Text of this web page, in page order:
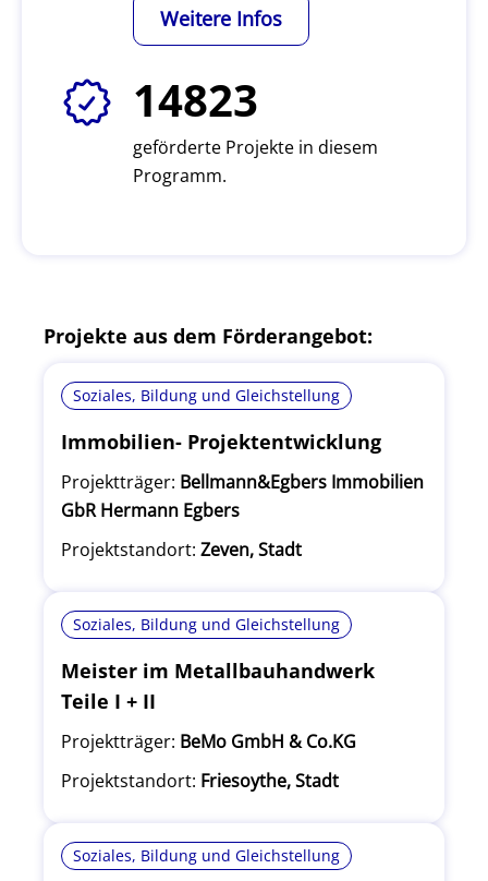
Weitere Infos
14823
geförderte Projekte in diesem
Programm.
Projekte aus dem Förderangebot:
Soziales, Bildung und Gleichstellung
Immobilien- Projektentwicklung
Projektträger: Bellmann&Egbers Immobilien
GbR Hermann Egbers
Projektstandort: Zeven, Stadt
Soziales, Bildung und Gleichstellung
Meister im Metallbauhandwerk
Teile I + II
Projektträger: BeMo GmbH & Co.KG
Projektstandort: Friesoythe, Stadt
Soziales, Bildung und Gleichstellung